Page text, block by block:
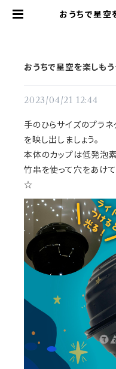
おうちで星空
おうちで星空を楽しも
2023/04/21 12:44
手のひらサイズのプラ
を映し出しましょう。
本体のカップは低発泡
竹串を使って穴をあけ
☆